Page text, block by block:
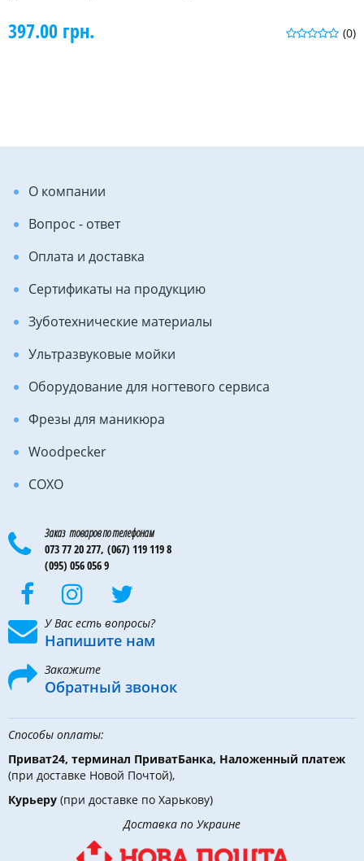
(0)
397.00 грн.
О компании
Вопрос - ответ
Оплата и доставка
Сертификаты на продукцию
Зуботехнические материалы
Ультразвуковые мойки
Оборудование для ногтевого сервиса
Фрезы для маникюра
Woodpecker
COXO
Заказ товаров по телефонам
073 77 20 277, (067) 119 119 8
(095) 056 056 9
У Вас есть вопросы?
Напишите нам
Закажите
Обратный звонок
Способы оплаты:
Приват24, терминал ПриватБанка, Наложенный платеж
(при доставке Новой Почтой),
Курьеру (при доставке по Харькову)
Доставка по Украине